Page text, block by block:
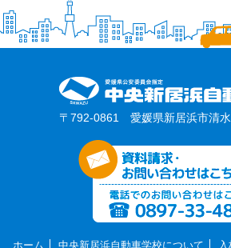
〒792-0861 愛媛県新居浜市清
ホーム 中央新居浜自動車学校について